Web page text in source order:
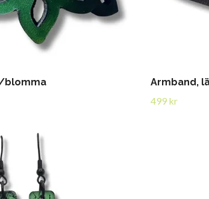
blomma
Armband,
499 kr